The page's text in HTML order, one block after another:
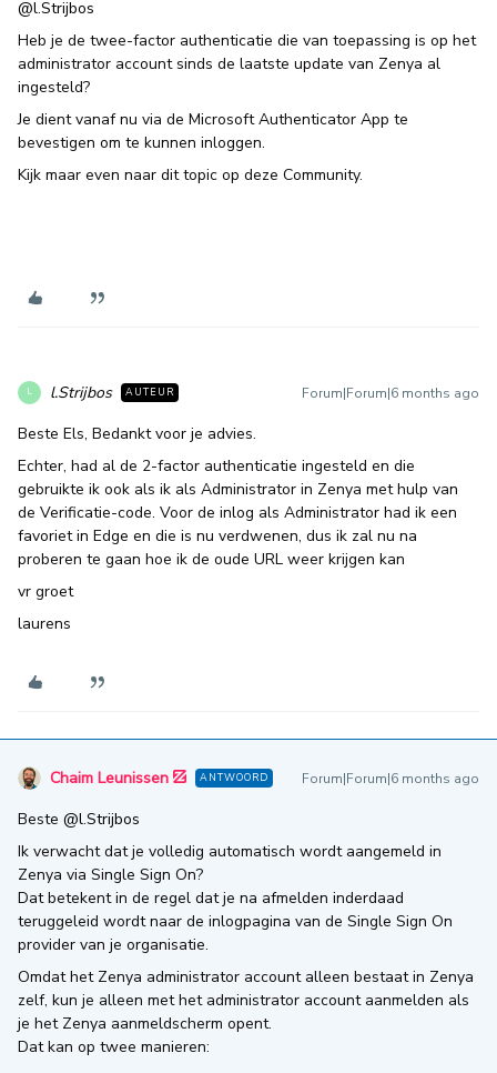
@l.Strijbos
Heb je de twee-factor authenticatie die van toepassing is op het
administrator account sinds de laatste update van Zenya al
ingesteld?
Je dient vanaf nu via de Microsoft Authenticator App te
bevestigen om te kunnen inloggen.
Kijk maar even naar dit topic op deze Community.
L l.Strijbos AUTEUR Forum|Forum|6 months ago
Beste Els, Bedankt voor je advies.
Echter, had al de 2-factor authenticatie ingesteld en die
gebruikte ik ook als ik als Administrator in Zenya met hulp van
de Verificatie-code. Voor de inlog als Administrator had ik een
favoriet in Edge en die is nu verdwenen, dus ik zal nu na
proberen te gaan hoe ik de oude URL weer krijgen kan
vr groet
laurens
Chaim Leunissen ANTWOORD Forum|Forum|6 months ago
Beste ​ @l.Strijbos
Ik verwacht dat je volledig automatisch wordt aangemeld in
Zenya via Single Sign On?
Dat betekent in de regel dat je na afmelden inderdaad
teruggeleid wordt naar de inlogpagina van de Single Sign On
provider van je organisatie.
Omdat het Zenya administrator account alleen bestaat in Zenya
zelf, kun je alleen met het administrator account aanmelden als
je het Zenya aanmeldscherm opent.
Dat kan op twee manieren: